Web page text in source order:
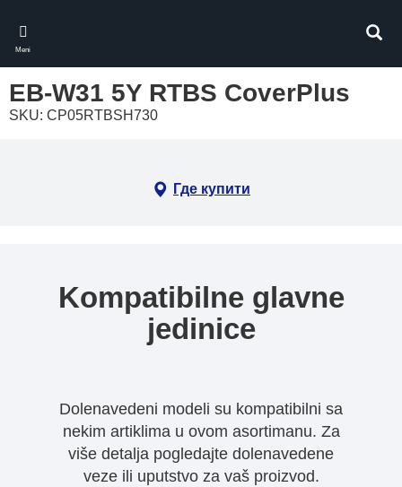
main
content
Meni
EB-W31 5Y RTBS CoverPlus
SKU: CP05RTBSH730
Где купити
Kompatibilne glavne
jedinice
Dolenavedeni modeli su kompatibilni sa
nekim artiklima u ovom asortimanu. Za
više detalja pogledajte dolenavedene
veze ili uputstvo za vaš proizvod.